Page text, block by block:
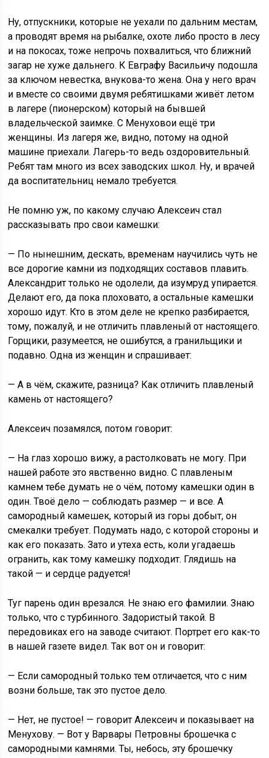
Ну, отпускники, которые не уехали по дальним местам,
а проводят время на рыбалке, охоте либо просто в лесу
и на покосах, тоже непрочь похвалиться, что ближний
загар не хуже дальнего. К Евграфу Васильичу подошла
за ключом невестка, внукова-то жена. Она у него врач
и вместе со своими двумя ребятишками живёт летом
в лагере (пионерском) который на бывшей
владельческой заимке. С Менуховои ещё три
женщины. Из лагеря же, видно, потому на одной
машине приехали. Лагерь-то ведь оздоровительный.
Ребят там много из всех заводских школ. Ну, и врачей
да воспитательниц немало требуется.
Не помню уж, по какому случаю Алексеич стал
рассказывать про свои камешки:
— По нынешним, дескать, временам научились чуть не
все дорогие камни из подходящих составов плавить.
Александрит только не одолели, да изумруд упирается.
Делают его, да пока плоховато, а остальные камешки
хорошо идут. Кто в этом деле не крепко разбирается,
тому, пожалуй, и не отличить плавленый от настоящего.
Горщики, разумеется, не ошибутся, а гранильщики и
подавно. Одна из женщин и спрашивает:
— А в чём, скажите, разница? Как отличить плавленый
камень от настоящего?
Алексеич позамялся, потом говорит:
— На глаз хорошо вижу, а растолковать не могу. При
нашей работе это явственно видно. С плавленым
камнем тебе думать не о чём, потому камешки один в
один. Твоё дело — соблюдать размер — и все. А
самородный камешек, который из горы добыт, он
смекалки требует. Подумать надо, с которой стороны и
как его показать. Зато и утеха есть, коли угадаешь
огранить, как тому камешку подходит. Глядишь на
такой — и сердце радуется!
Туг парень один врезался. Не знаю его фамилии. Знаю
только, что с турбинного. Задористый такой. В
передовиках его на заводе считают. Портрет его как-то
в нашей газете видел. Так вот он и говорит:
— Если самородный только тем отличается, что с ним
возни больше, так это пустое дело.
— Нет, не пустое! — говорит Алексеич и показывает на
Менухову. — Вот у Варвары Петровны брошечка с
самородными камнями. Ты, небось, эту брошечку